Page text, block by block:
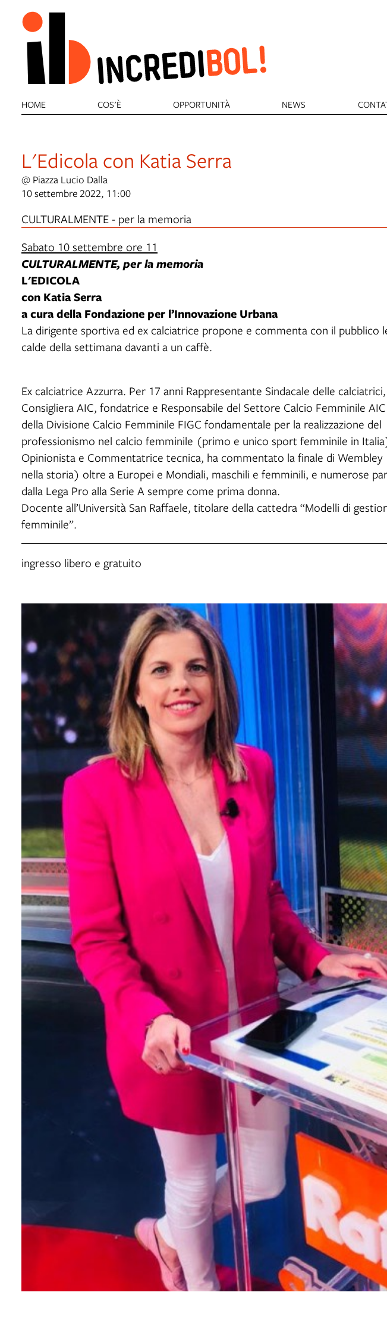
HOME COS'È OPPORTUNITÀ NEWS
L'Edicola con Katia Serra
@ Piazza Lucio Dalla
10 settembre 2022, 11:00
CULTURALMENTE - per la memoria
Sabato 10 settembre ore 11
CULTURALMENTE, per la memoria
L'EDICOLA
con Katia Serra
a cura della Fondazione per l’Innovazione Urbana
La dirigente sportiva ed ex calciatrice propone e commenta con il pubblico
calde della settimana davanti a un caffè.
Ex calciatrice Azzurra. Per 17 anni Rappresentante Sindacale delle
Consigliera AIC, fondatrice e Responsabile del Settore Calcio Femminile
della Divisione Calcio Femminile FIGC fondamentale per la realizzazione del
professionismo nel calcio femminile (primo e unico sport femminile in
Opinionista e Commentatrice tecnica, ha commentato la finale di
nella storia) oltre a Europei e Mondiali, maschili e femminili, e numerose
dalla Lega Pro alla Serie A sempre come prima donna.
Docente all’Università San Raffaele, titolare della cattedra “Modelli di
femminile”.
ingresso libero e gratuito